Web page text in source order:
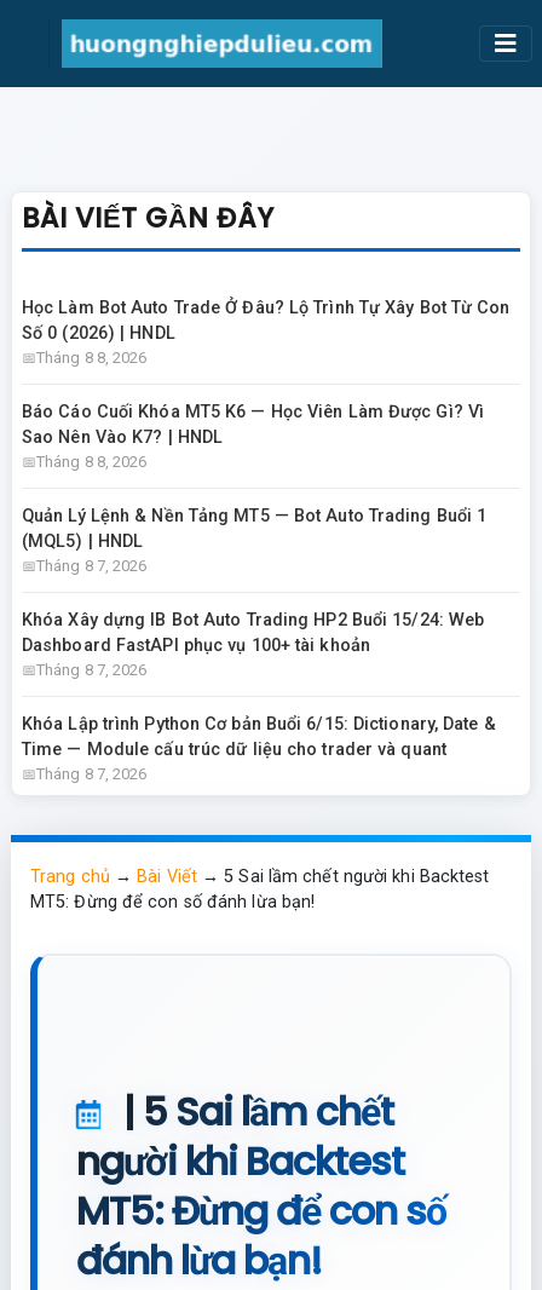
BÀI VIẾT GẦN ĐÂY
Học Làm Bot Auto Trade Ở Đâu? Lộ Trình Tự Xây Bot Từ Con
Số 0 (2026) | HNDL
Tháng 8 8, 2026
Báo Cáo Cuối Khóa MT5 K6 — Học Viên Làm Được Gì? Vì
Sao Nên Vào K7? | HNDL
Tháng 8 8, 2026
Quản Lý Lệnh & Nền Tảng MT5 — Bot Auto Trading Buổi 1
(MQL5) | HNDL
Tháng 8 7, 2026
Khóa Xây dựng IB Bot Auto Trading HP2 Buổi 15/24: Web
Dashboard FastAPI phục vụ 100+ tài khoản
Tháng 8 7, 2026
Khóa Lập trình Python Cơ bản Buổi 6/15: Dictionary, Date &
Time — Module cấu trúc dữ liệu cho trader và quant
Tháng 8 7, 2026
Trang chủ →Bài Viết→5 Sai lầm chết người khi Backtest
MT5: Đừng để con số đánh lừa bạn!
| 5 Sai lầm chết
người khi Backtest
MT5: Đừng để con số
đánh lừa bạn!